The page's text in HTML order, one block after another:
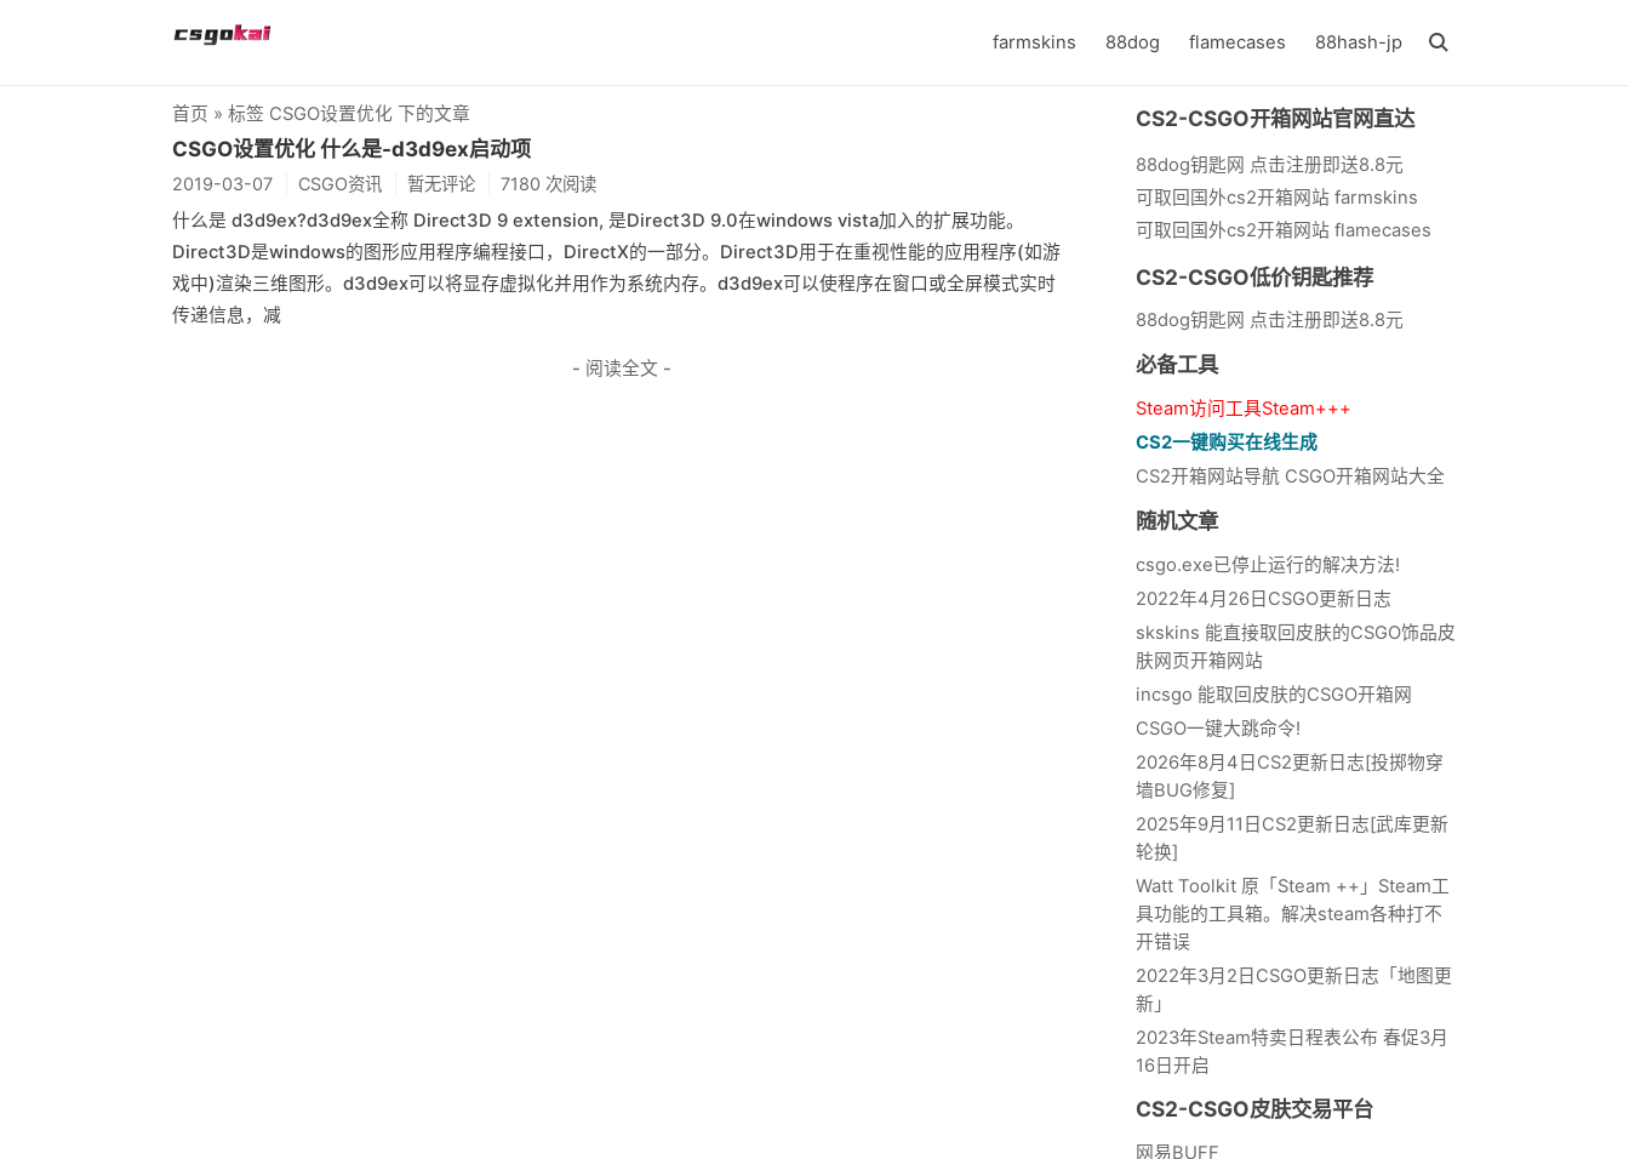
farmskins 88dog flamecases 88hash-jp
首页 » 标签 CSGO设置优化 下的文章
CSGO设置优化 什么是-d3d9ex启动项
2019-03-07 CSGO资讯 暂无评论 7180 次阅读
什么是 d3d9ex?d3d9ex全称 Direct3D 9 extension, 是Direct3D 9.0在windows vista加入的扩展功能。
Direct3D是windows的图形应用程序编程接口，DirectX的一部分。Direct3D用于在重视性能的应用程序(如游
戏中)渲染三维图形。d3d9ex可以将显存虚拟化并用作为系统内存。d3d9ex可以使程序在窗口或全屏模式实时
传递信息，减
- 阅读全文 -
CS2-CSGO开箱网站官网直达
88dog钥匙网 点击注册即送8.8元
可取回国外cs2开箱网站 farmskins
可取回国外cs2开箱网站 flamecases
CS2-CSGO低价钥匙推荐
88dog钥匙网 点击注册即送8.8元
必备工具
Steam访问工具Steam+++
CS2一键购买在线生成
CS2开箱网站导航 CSGO开箱网站大全
随机文章
csgo.exe已停止运行的解决方法!
2022年4月26日CSGO更新日志
skskins 能直接取回皮肤的CSGO饰品皮
肤网页开箱网站
incsgo 能取回皮肤的CSGO开箱网
CSGO一键大跳命令!
2026年8月4日CS2更新日志[投掷物穿
墙BUG修复]
2025年9月11日CS2更新日志[武库更新
轮换]
Watt Toolkit 原「Steam ++」Steam工
具功能的工具箱。解决steam各种打不
开错误
2022年3月2日CSGO更新日志「地图更
新」
2023年Steam特卖日程表公布 春促3月
16日开启
CS2-CSGO皮肤交易平台
网易BUFF